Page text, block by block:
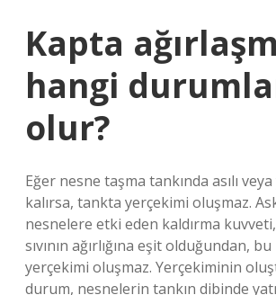
Kapta
hangi
olur?
Eğer nesne taşma tankında asılı
kalırsa, tankta yerçekimi oluşmaz.
nesnelere etki eden kaldırma kuvveti,
sıvının ağırlığına eşit olduğundan,
yerçekimi oluşmaz. Yerçekiminin
durum, nesnelerin tankın dibinde